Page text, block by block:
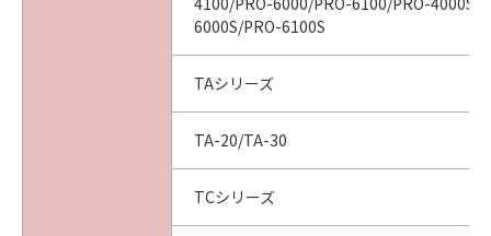
(3) キヤノン、キヤノンの関連会社、それらの販
売代理店及び販売店は、「本ソフトウエア」の
使用に起因または関連してお客様と第三者との
間に生じたいかなる紛争についても、一切責任
を負わないものとします。
(4) 以上が、「本ソフトウエア」に関するキヤノ
ン、キヤノンの関連会社、それらの販売代理店
及び販売店のすべての責任であり、お客様の唯
一の救済です。
6000S/PRO-6100S
TAシリーズ
TA-20/TA-30
TCシリーズ